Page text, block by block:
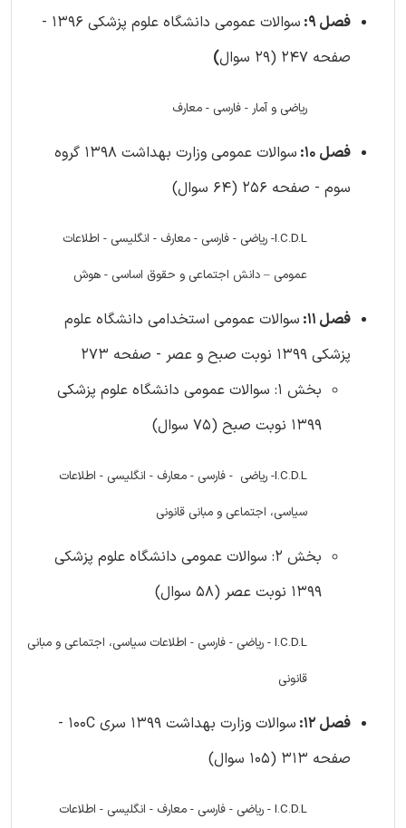
فصل 9:
سوالات عمومی دانشگاه علوم پزشکی 1396 -
صفحه 247 (29 سوال
)
ریاضی و آمار - فارسی - معارف
فصل 10:
سوالات عمومی وزارت بهداشت 1398 گروه
سوم - صفحه 256 (64 سوال)
I.C.D.L- ریاضی - فارسی - معارف - انگلیسی - اطلاعات
عمومی – دانش اجتماعی و حقوق اساسی - هوش
فصل 11:
سوالات عمومی استخدامی دانشگاه علوم
پزشکی 1399 نوبت صبح و عصر - صفحه 273
بخش 1: سوالات عمومی دانشگاه علوم پزشکی
1399 نوبت صبح (75 سوال)
I.C.D.L- ریاضی - فارسی - معارف - انگلیسی - اطلاعات
سیاسی، اجتماعی و مبانی قانونی
بخش 2: سوالات عمومی دانشگاه علوم پزشکی
1399 نوبت عصر (58 سوال)
I.C.D.L - ریاضی - فارسی - اطلاعات سیاسی، اجتماعی و مبانی
قانونی
فصل 12:
سوالات وزارت بهداشت 1399 سری 100C -
صفحه 313 (105 سوال)
I.C.D.L - ریاضی - فارسی - معارف - انگلیسی - اطلاعات